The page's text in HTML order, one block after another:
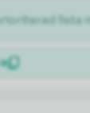
lista